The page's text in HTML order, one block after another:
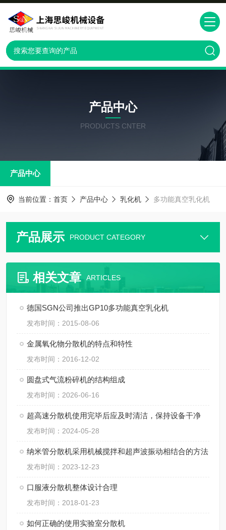
产品中心
PRODUCTS CNTER
产品中心
当前位置： 首页 产品中心 乳化机 多功能真空乳化机
产品展示 PRODUCT CATEGORY
相关文章 ARTICLES
德国SGN公司推出GP10多功能真空乳化机
发布时间：2015-08-06
金属氧化物分散机的特点和特性
发布时间：2016-12-02
圆盘式气流粉碎机的结构组成
发布时间：2026-06-16
超高速分散机使用完毕后应及时清洁，保持设备干净
发布时间：2024-05-28
纳米管分散机采用机械搅拌和超声波振动相结合的方法
发布时间：2023-12-23
口服液分散机整体设计合理
发布时间：2018-01-23
如何正确的使用实验室分散机